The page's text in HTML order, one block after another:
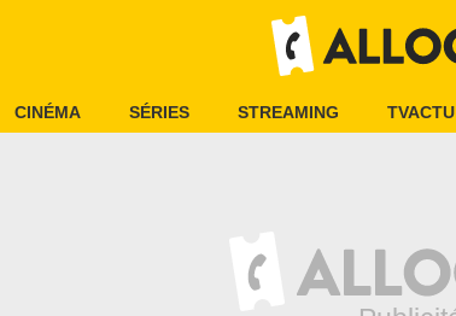
CINÉMA SÉRIES STREAMING TVACTU